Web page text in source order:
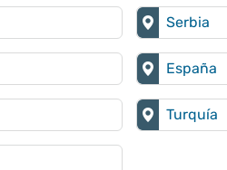
Serbia
España
Turquía